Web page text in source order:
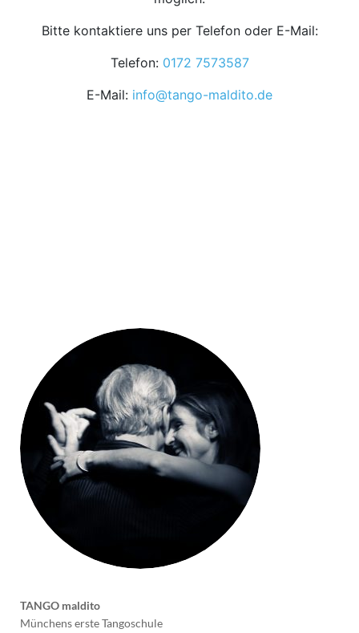
TANGO maldito
Münchens erste Tangoschule